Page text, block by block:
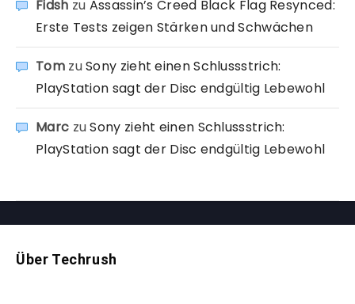
Fidsh zu Assassin’s Creed Black Flag Resynced:
Erste Tests zeigen Stärken und Schwächen
TomzuSony zieht einen Schlussstrich:
PlayStation sagt der Disc endgültig Lebewohl
Marc zuSony zieht einen Schlussstrich:
PlayStation sagt der Disc endgültig Lebewohl
Über Techrush